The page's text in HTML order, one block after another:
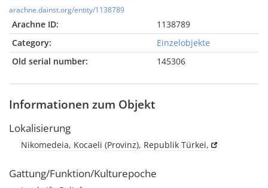
arachne.dainst.org/entity/1138789
Arachne ID:
1138789
Category:
Einzelobjekte
Old serial number:
145306
Informationen zum Objekt
Lokalisierung
Nikomedeia, Kocaeli (Provinz), Republik Türkei,
Gattung/Funktion/Kulturepoche